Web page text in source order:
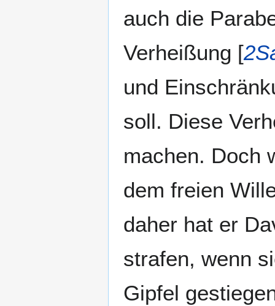
auch die
Verheißung [
und
soll. Diese
machen. Doch
dem freien
daher hat er
strafen, wenn
Gipfel